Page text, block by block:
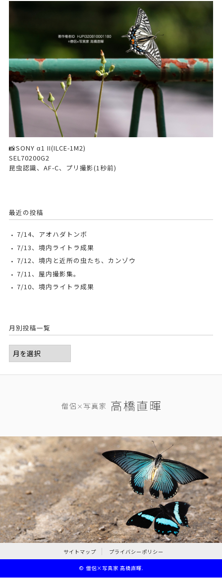
📸SONY α1 II(ILCE-1M2)
SEL70200G2
昆虫認識、AF-C、プリ撮影(1秒前)
最近の投稿
7/14、アオハダトンボ
7/13、境内ライトラ成果
7/12、境内と近所の虫たち、カンゾウ
7/11、屋内撮影集。
7/10、境内ライトラ成果
月別投稿一覧
サイトマップ プライバシーポリシー
© 僧侶×写真家 高橋直暉.